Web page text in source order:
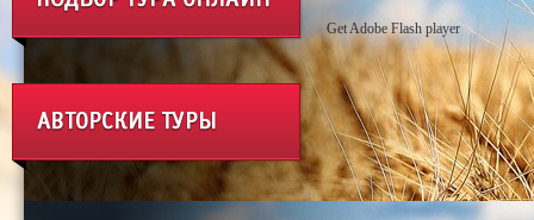
Get Adobe Flash player